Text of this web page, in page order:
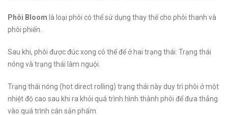
Phôi Bloom là loại phôi có thể sử dụng thay thế cho phôi thanh và
phôi phiến.
Sau khi, phôi được đúc xong có thể để ở hai trạng thái: Trạng thái
nóng và trạng thái làm nguội.
Trạng thái nóng (hot direct rolling) trạng thái này duy trì phôi ở một
nhiệt độ cao sau khi ra khỏi quá trình hình thành phôi để đưa thẳng
vào quá trình cán sản phẩm.